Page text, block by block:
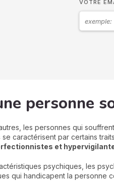
VOTRE
personne
les personnes qui
caractérisent par certains
et
psychiques, les
qui handicapent la personne